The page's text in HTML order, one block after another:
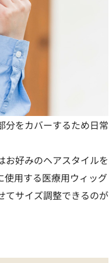
分をカバーするため日常
お好みのヘアスタイルを
使用する医療用ウィッグ
てサイズ調整できるのが